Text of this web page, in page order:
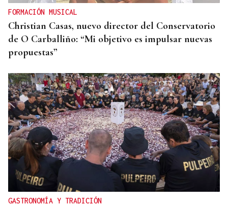
FORMACIÓN MUSICAL
Christian Casas, nuevo director del Conservatorio
de O Carballiño: “Mi objetivo es impulsar nuevas
propuestas”
GASTRONOMÍA Y TRADICIÓN